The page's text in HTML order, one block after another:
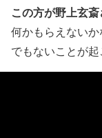
この方が野上玄斎
何かもらえない
でもないことが起